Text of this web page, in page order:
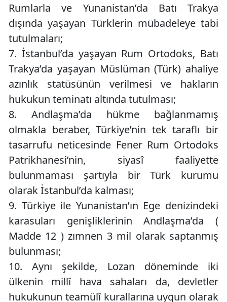
Rumlarla ve Yunanistan’da Batı Trakya
dışında yaşayan Türklerin mübadeleye tabi
tutulmaları;
7. İstanbul’da yaşayan Rum Ortodoks, Batı
Trakya’da yaşayan Müslüman (Türk) ahaliye
azınlık statüsünün verilmesi ve hakların
hukukun teminatı altında tutulması;
8.
Andlaşma’da hükme bağlanmamış
olmakla beraber, Türkiye’nin tek taraflı bir
tasarrufu neticesinde Fener Rum Ortodoks
Patrikhanesi’nin, siyasî faaliyette
bulunmaması şartıyla bir Türk kurumu
olarak İstanbul’da kalması;
9. Türkiye ile Yunanistan’ın Ege denizindeki
karasuları genişliklerinin Andlaşma’da (
Madde 12 ) zımnen 3 mil olarak saptanmış
bulunması;
10.
Aynı şekilde, Lozan döneminde iki
ülkenin millî hava sahaları da, devletler
hukukunun teamülî kurallarına uygun olarak